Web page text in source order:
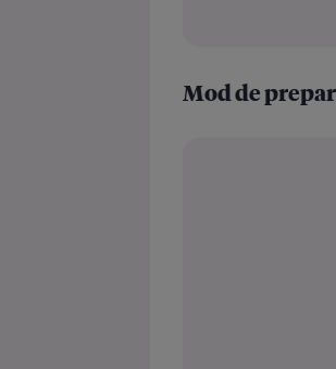
Mod de